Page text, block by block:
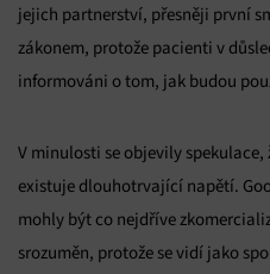
jejich partnerství, přesněji první
zákonem, protože pacienti v
informováni o tom, jak budou
V minulosti se objevily spekulace,
existuje dlouhotrvající napětí.
mohly být co nejdříve
srozuměn, protože se vidí jako